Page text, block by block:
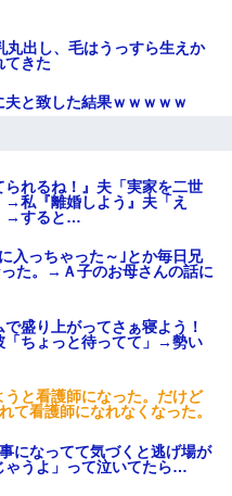
丸出し、毛はうっすら生えか
てきた
と致した結果ｗｗｗｗｗ
れるね！』夫「実家を二世
→私『離婚しよう』夫「え
→すると…
入っちゃった～｣とか毎日兄
た。→Ａ子のお母さんの話に
盛り上がってさぁ寝よう！
ちょっと待ってて」→勢い
と看護師になった。だけど
て看護師になれなくなった。
になってて気づくと逃げ場が
ゃうよ」って泣いてたら…